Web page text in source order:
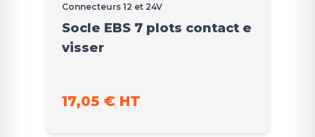
Connecteurs 12 et 24V
Socle EBS 7 plots contact e
visser
17,05 € HT